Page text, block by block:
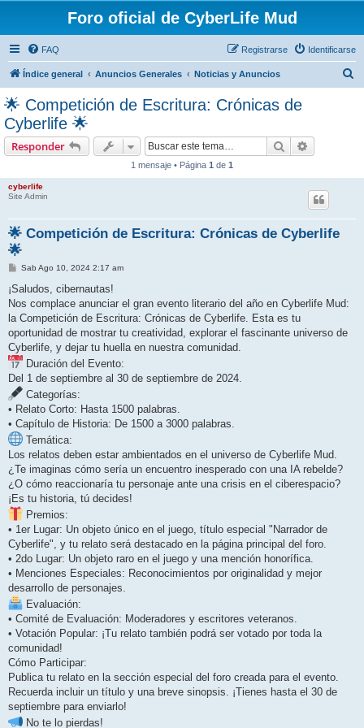
Foro oficial de CyberLife Mud
FAQ Identificarse
Registrarse
Índice general Anuncios Generales Noticias y Anuncios
🌟 Competición de Escritura: Crónicas de
Cyberlife 🌟
Responder Buscar
1 mensaje • Página 1 de 1
cyberlife
Site Admin
🌟 Competición de Escritura: Crónicas de Cyberlife
🌟
M
n
a
Sab Ago 10, 2024 2:17 am
¡Saludos, cibernautas!
Nos complace anunciar el gran evento literario del año en Cyberlife Mud:
la Competición de Escritura: Crónicas de Cyberlife. Esta es tu
oportunidad de mostrar tu creatividad, explorar el fascinante universo de
Cyberlife, y dejar tu huella en nuestra comunidad.
Duración del Evento:
Del 1 de septiembre al 30 de septiembre de 2024.
Categorías:
• Relato Corto: Hasta 1500 palabras.
• Capítulo de Historia: De 1500 a 3000 palabras.
Temática:
Los relatos deben estar ambientados en el universo de Cyberlife Mud.
¿Te imaginas cómo sería un encuentro inesperado con una IA rebelde?
¿O cómo reaccionaría tu personaje ante una crisis en el ciberespacio?
¡Es tu historia, tú decides!
Premios:
• 1er Lugar: Un objeto único en el juego, título especial "Narrador de
Cyberlife", y tu relato será destacado en la página principal del foro.
• 2do Lugar: Un objeto raro en el juego y una mención honorífica.
• Menciones Especiales: Reconocimientos por originalidad y mejor
desarrollo de personajes.
Evaluación:
• Comité de Evaluación: Moderadores y escritores veteranos.
• Votación Popular: ¡Tu relato también podrá ser votado por toda la
comunidad!
Cómo Participar:
Publica tu relato en la sección especial del foro creada para el evento.
Recuerda incluir un título y una breve sinopsis. ¡Tienes hasta el 30 de
septiembre para enviarlo!
No te lo pierdas!